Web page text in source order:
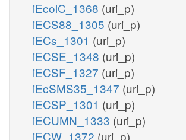
iEcolC_1368 (uri_p)
iECS88_1305 (uri_p)
iECs_1301 (uri_p)
iECSE_1348 (uri_p)
iECSF_1327 (uri_p)
iEcSMS35_1347 (uri_p)
iECSP_1301 (uri_p)
iECUMN_1333 (uri_p)
iECW_1372 (uri_p)